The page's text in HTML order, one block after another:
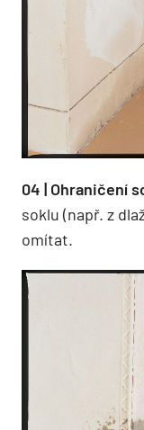
04 | Ohraničení
soklu (např. z
omítat.